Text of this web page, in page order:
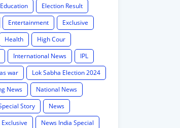
Education
Election Result
Entertainment
Exclusive
Health
High Cour
International News
IPL
war
Lok Sabha Election 2024
News
National News
Story
News
News India Special